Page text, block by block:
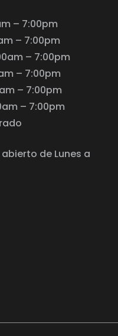
– 7:00pm
– 7:00pm
– 7:00pm
– 7:00pm
– 7:00pm
– 7:00pm
de Lunes a